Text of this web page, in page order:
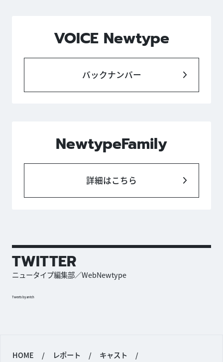
VOICE Newtype
バックナンバー
NewtypeFamily
詳細はこちら
TWITTER
ニュータイプ編集部／WebNewtype
Tweets by antch
HOME / レポート / キャスト
/